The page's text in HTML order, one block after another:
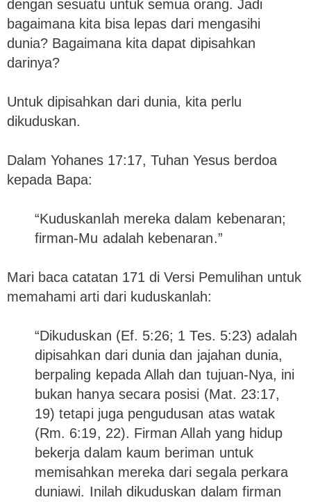
dengan sesuatu untuk semua orang. Jadi
bagaimana kita bisa lepas dari mengasihi
dunia? Bagaimana kita dapat dipisahkan
darinya?
Untuk dipisahkan dari dunia, kita perlu
dikuduskan.
Dalam Yohanes 17:17, Tuhan Yesus berdoa
kepada Bapa:
“Kuduskanlah mereka dalam kebenaran;
firman-Mu adalah kebenaran.”
Mari baca catatan 171 di Versi Pemulihan untuk
memahami arti dari kuduskanlah:
“Dikuduskan (Ef. 5:26; 1 Tes. 5:23) adalah
dipisahkan dari dunia dan jajahan dunia,
berpaling kepada Allah dan tujuan-Nya, ini
bukan hanya secara posisi (Mat. 23:17,
19) tetapi juga pengudusan atas watak
(Rm. 6:19, 22). Firman Allah yang hidup
bekerja dalam kaum beriman untuk
memisahkan mereka dari segala perkara
duniawi. Inilah dikuduskan dalam firman